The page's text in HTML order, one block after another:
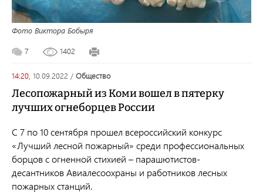
Фото Виктора Бобыря
7 1402
14:20, 10.09.2022 / общество
Лесопожарный из Коми вошел в пятерку
лучших огнеборцев России
С 7 по 10 сентября прошел всероссийский конкурс
«Лучший лесной пожарный» среди профессиональных
борцов с огненной стихией – парашютистов-
десантников Авиалесоохраны и работников лесных
пожарных станций.